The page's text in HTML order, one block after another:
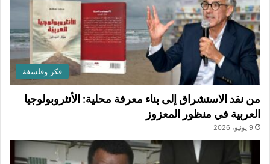
فكر وفلسفة
من نقد الاستشراق إلى بناء معرفة محلية: الأنثروبولوجيا
العربية في منظور المعزوز
9 يونيو، 2026